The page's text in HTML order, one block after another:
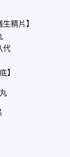
精片】
代
】